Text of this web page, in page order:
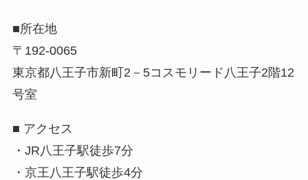
■所在地
〒192-0065
東京都八王子市新町2－5コスモリード八王子2階12
号室
■ アクセス
・JR八王子駅徒歩7分
・京王八王子駅徒歩4分